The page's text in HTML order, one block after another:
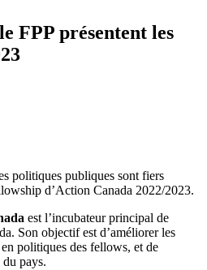
FPP présentent les
politiques publiques sont fiers
d’Action Canada 2022/2023.
est l’incubateur principal de
Son objectif est d’améliorer les
politiques des fellows, et de
pays.